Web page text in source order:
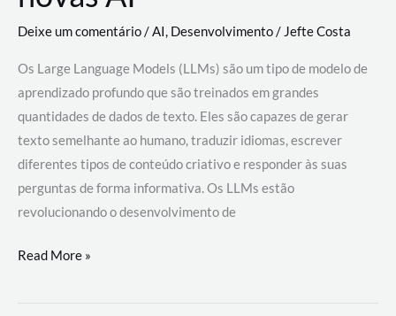
Deixe um comentário/AI, Desenvolvimento/ Jefte Costa
Os Large Language Models (LLMs) são um tipo de modelo de
aprendizado profundo que são treinados em grandes
quantidades de dados de texto. Eles são capazes de gerar
texto semelhante ao humano, traduzir idiomas, escrever
diferentes tipos de conteúdo criativo e responder às suas
perguntas de forma informativa. Os LLMs estão
revolucionando o desenvolvimento de
Large
Models
Read More »